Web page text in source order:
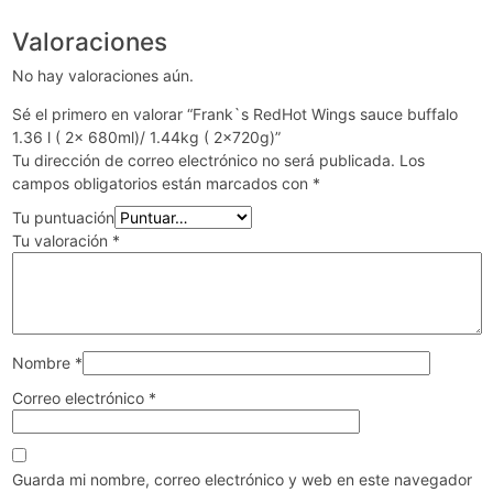
Valoraciones
No hay valoraciones aún.
Sé el primero en valorar “Frank`s RedHot Wings sauce buffalo
1.36 l ( 2x 680ml)/ 1.44kg ( 2x720g)”
Tu dirección de correo electrónico no será publicada. Los
campos obligatorios están marcados con *
Tu puntuación
Tu valoración *
Nombre *
Correo electrónico *
Guarda mi nombre, correo electrónico y web en este navegador